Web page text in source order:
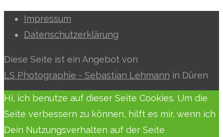
Impressum
Datenschutzerklärung
Diese Seite ist ein Angebot von
LS Photographie - Sebastian Lehmann in Düren
Hi, ich benutze auf dieser Seite Cookies. Um die
Seite verbessern zu können, hilft es mir, wenn ich
Dein Nutzungsverhalten auf der Seite